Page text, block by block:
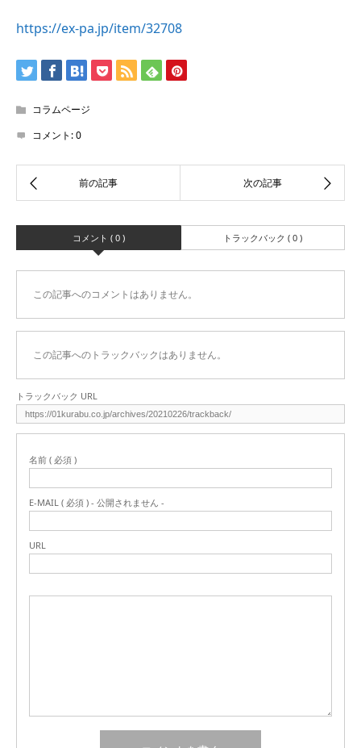
https://ex-pa.jp/item/32708
コラムページ
コメント:0
コメント ( 0 ) トラックバック ( 0 )
この記事へのコメントはありません。
この記事へのトラックバックはありません。
トラックバック URL
名前 ( 必須 )
E-MAIL ( 必須 ) - 公開されません -
URL